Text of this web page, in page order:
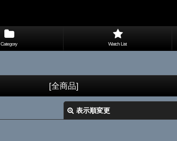
Category Watch List
[全商品]
表示順変更